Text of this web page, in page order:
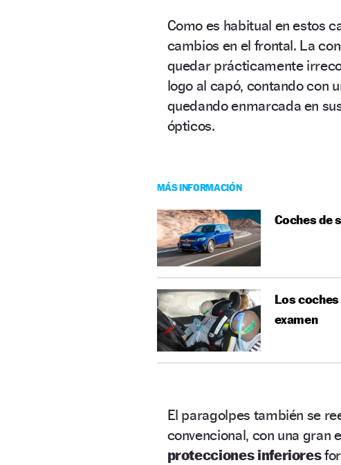
Como es habitual en estos
cambios en el frontal. La
quedar prácticamente
logo al capó, contando con
quedando enmarcada en
ópticos.
MÁS INFORMACIÓN
Coches de
Los
examen
El paragolpes también se
convencional, con una gran
protecciones inferiores